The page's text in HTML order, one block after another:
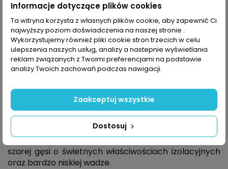
Kurtkę puchową The North Face Diablo Recycled
zaprojektowano dla kobiet ceniących odzież, która
oprócz rewelacyjnej wygody dostarczy
im szykownego wyglądu. Jej ponadczasowy krój z
pikowanymi przeszyciamiWovennawiązuje do
wiecznie modnych stylówek retro. Producent chcąc
charakterem pokryłDiablo Recycled
hydrofobową
powłoką
Durable Water Repellency
tworzącą
barierę dla wody i śniegu, dostarczając Ci
niezachwianego komfortu termicznego. Pochodzi on
z ciepłego wypełnienia z recyglingowanego puchu
szarej gęsi o świetnych właściwościach izolacyjnych
oraz bardzo niskiej wadze.
Informacje dotyczące plików cookies
Ta witryna korzysta z własnych plików cookie, aby zapewnić Ci
najwyższy poziom doświadczenia na naszej stronie .
Wykorzystujemy również pliki cookie stron trzecich w celu
ulepszenia naszych usług, analizy a nastepnie wyświetlania
reklam związanych z Twoimi preferencjami na podstawie
analizy Twoich zachowań podczas nawigacji.
Dostosuj
Zaakceptuj wszystkie